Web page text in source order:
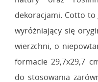
dekoracjami. Cotto
wyróżniający się
wierzchni, o
formacie 29,7x29,7
do stosowania